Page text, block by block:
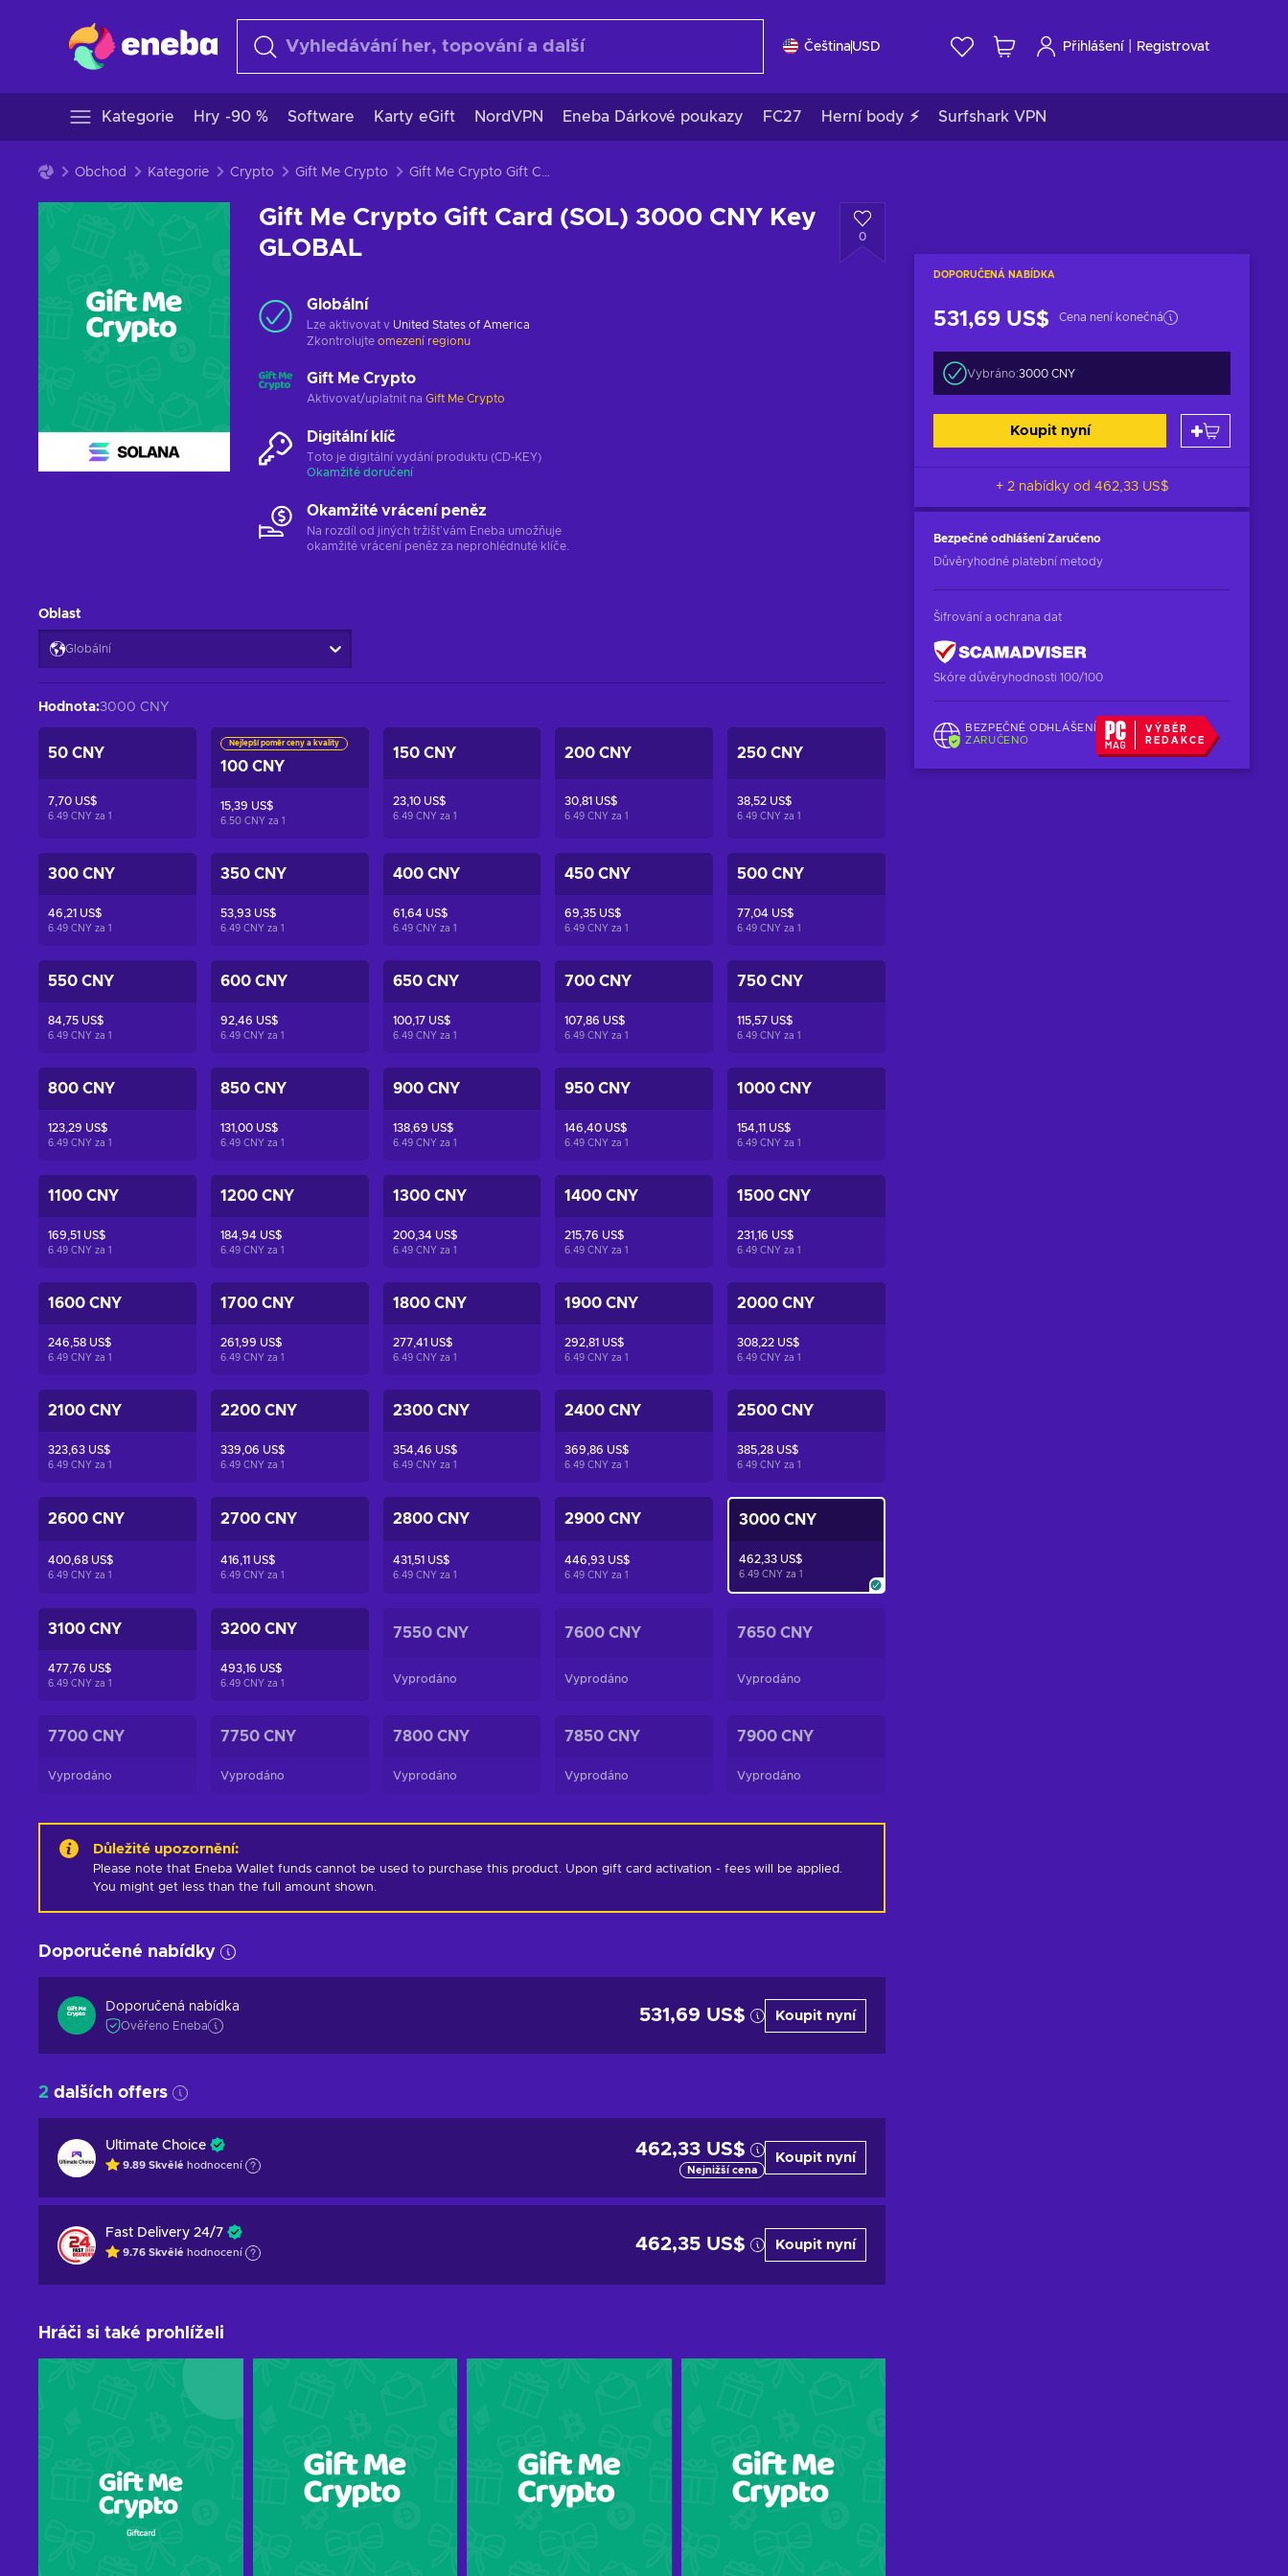
Čeština USD Přihlášení| Registrovat
Kategorie Hry -90 % Software Karty eGift NordVPN Eneba Dárkové poukazy FC27 Herní body ⚡ Surfshark VPN
Obchod Kategorie Crypto Gift Me Crypto Gift Me Crypto Gift Card (SOL) 3000 CNY Key GLOBAL
Gift Me Crypto Gift Card (SOL) 3000 CNY Key
GLOBAL
0
DOPORUČENÁ NABÍDKA
531,69 US$ Cena není konečná
Vybráno:3000 CNY
Koupit nyní
+ 2 nabídky od 462,33 US$
Bezpečné odhlášení Zaručeno
Důvěryhodné platební metody
Šifrování a ochrana dat
Skóre důvěryhodnosti 100/100
BEZPEČNÉ ODHLÁŠENÍ
ZARUČENO
VÝBĚR
REDAKCE
Globální
Lze aktivovat v United States of America
Zkontrolujte omezení regionu
Gift Me Crypto
Aktivovat/uplatnit na Gift Me Crypto
Digitální klíč
Toto je digitální vydání produktu (CD-KEY)
Okamžité doručení
Okamžité vrácení peněz
Na rozdíl od jiných tržišť vám Eneba umožňuje
okamžité vrácení peněz za neprohlédnuté klíče.
Oblast
Globální
Hodnota:3000 CNY
50 CNY
7,70 US$
6.49 CNY za 1
Nejlepší poměr ceny a kvality
100 CNY
15,39 US$
6.50 CNY za 1
150 CNY
23,10 US$
6.49 CNY za 1
200 CNY
30,81 US$
6.49 CNY za1
250 CNY
38,52 US$
6.49 CNY za1
300 CNY
46,21 US$
6.49 CNY za 1
350 CNY
53,93 US$
6.49 CNY za 1
400 CNY
61,64 US$
6.49 CNY za 1
450 CNY
69,35 US$
6.49 CNY za1
500 CNY
77,04 US$
6.49 CNY za1
550 CNY
84,75 US$
6.49 CNY za 1
600 CNY
92,46 US$
6.49 CNY za 1
650 CNY
100,17 US$
6.49 CNY za 1
700 CNY
107,86 US$
6.49 CNY za1
750 CNY
115,57 US$
6.49 CNY za1
800 CNY
123,29 US$
6.49 CNY za 1
850 CNY
131,00 US$
6.49 CNY za 1
900 CNY
138,69 US$
6.49 CNY za 1
950 CNY
146,40 US$
6.49 CNY za1
1000 CNY
154,11 US$
6.49 CNY za1
1100 CNY
169,51 US$
6.49 CNY za 1
1200 CNY
184,94 US$
6.49 CNY za 1
1300 CNY
200,34 US$
6.49 CNY za 1
1400 CNY
215,76 US$
6.49 CNY za1
1500 CNY
231,16 US$
6.49 CNY za1
1600 CNY
246,58 US$
6.49 CNY za 1
1700 CNY
261,99 US$
6.49 CNY za 1
1800 CNY
277,41 US$
6.49 CNY za 1
1900 CNY
292,81 US$
6.49 CNY za1
2000 CNY
308,22 US$
6.49 CNY za1
2100 CNY
323,63 US$
6.49 CNY za 1
2200 CNY
339,06 US$
6.49 CNY za 1
2300 CNY
354,46 US$
6.49 CNY za 1
2400 CNY
369,86 US$
6.49 CNY za1
2500 CNY
385,28 US$
6.49 CNY za1
2600 CNY
400,68 US$
6.49 CNY za 1
2700 CNY
416,11 US$
6.49 CNY za 1
2800 CNY
431,51 US$
6.49 CNY za 1
2900 CNY
446,93 US$
6.49 CNY za1
3000 CNY
462,33 US$
6.49 CNY za1
3100 CNY
477,76 US$
6.49 CNY za 1
3200 CNY
493,16 US$
6.49 CNY za 1
7550 CNY
Vyprodáno
7600 CNY
Vyprodáno
7650 CNY
Vyprodáno
7700 CNY
Vyprodáno
7750 CNY
Vyprodáno
7800 CNY
Vyprodáno
7850 CNY
Vyprodáno
7900 CNY
Vyprodáno
Důležité upozornění:
Please note that Eneba Wallet funds cannot be used to purchase this product. Upon gift card activation - fees will be applied.
You might get less than the full amount shown.
Doporučené nabídky
Doporučená nabídka
Ověřeno Eneba
531,69 US$ Koupit nyní
2 dalších offers
Ultimate Choice
9.89 Skvělé hodnocení
462,33 US$
Nejnižší cena
Koupit nyní
Fast Delivery 24/7
9.76 Skvělé hodnocení 462,35 US$ Koupit nyní
Hráči si také prohlíželi